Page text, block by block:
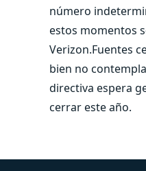
número
estos momentos
Verizon.Fuentes
bien no
directiva espera
cerrar este año.